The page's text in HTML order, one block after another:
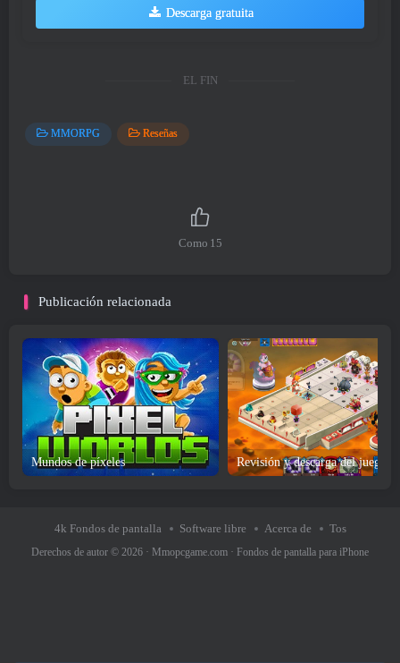
Descarga gratuita
EL FIN
MMORPG Reseñas
Como 15
Publicación relacionada
Mundos de píxeles
4k Fondos de pantalla Software libre Acerca de Tos
Derechos de autor © 2026 · Mmopcgame.com · Fondos de pantalla para iPhone